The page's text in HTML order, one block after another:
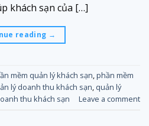
khách sạn của […]
reading →
mềm quản lý khách sạn,phần mềm
lý doanh thu khách sạn, quản lý
thu khách sạn Leave a comment